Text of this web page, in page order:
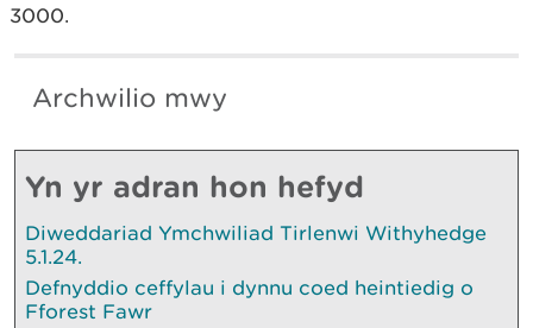
3000.
Archwilio mwy
Yn yr adran hon hefyd
Diweddariad Ymchwiliad Tirlenwi Withyhedge
5.1.24.
Defnyddio ceffylau i dynnu coed heintiedig o
Fforest Fawr